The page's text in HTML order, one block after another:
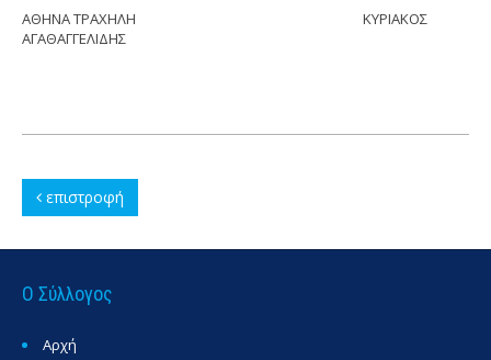
ΑΘΗΝΑ ΤΡΑΧΗΛΗ ΚΥΡΙΑΚΟΣ
ΑΓΑΘΑΓΓΕΛΙΔΗΣ
επιστροφή
Ο Σύλλογος
Αρχή